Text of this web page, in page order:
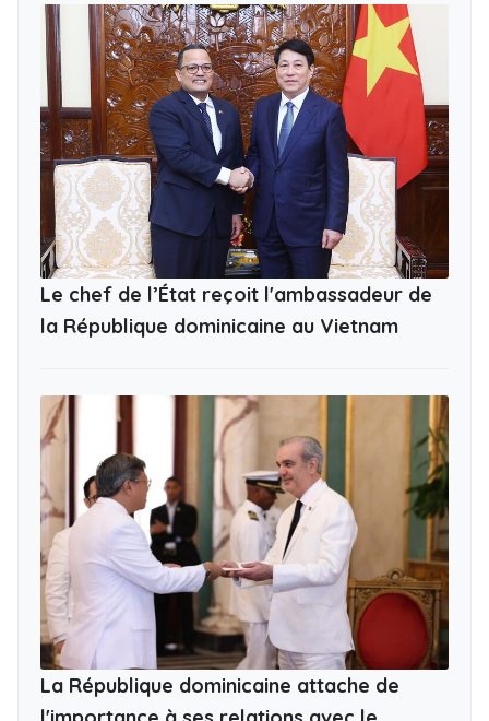
Le chef de l’État reçoit l'ambassadeur de
la République dominicaine au Vietnam
La République dominicaine attache de